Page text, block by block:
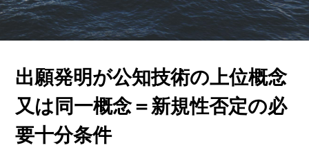
出願発明が公知技術の上位概念
又は同一概念＝新規性否定の必
要十分条件